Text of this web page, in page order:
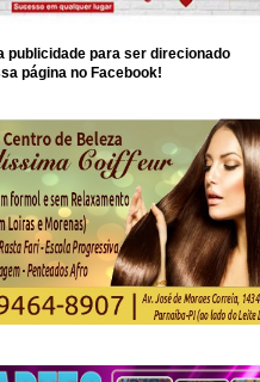
publicidade para ser direcionado
página no Facebook!